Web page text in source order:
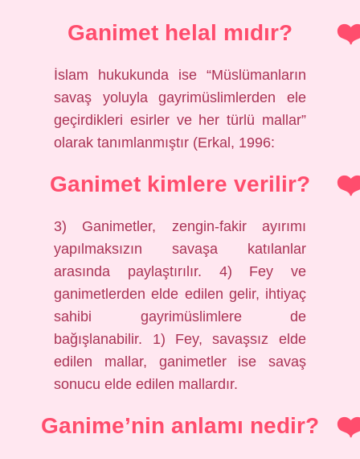
Ganimet helal mıdır?
İslam hukukunda ise “Müslümanların
savaş yoluyla gayrimüslimlerden ele
geçirdikleri esirler ve her türlü mallar”
olarak tanımlanmıştır (Erkal, 1996:
Ganimet kimlere verilir?
3) Ganimetler, zengin-fakir ayırımı
yapılmaksızın savaşa katılanlar
arasında paylaştırılır. 4) Fey ve
ganimetlerden elde edilen gelir, ihtiyaç
sahibi gayrimüslimlere de
bağışlanabilir. 1) Fey, savaşsız elde
edilen mallar, ganimetler ise savaş
sonucu elde edilen mallardır.
Ganime’nin anlamı nedir?